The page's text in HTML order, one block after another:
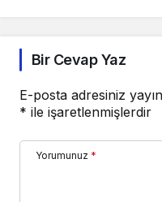
Bir Cevap Yaz
E-posta adresiniz
* ile işaretlenmişlerdir
Yorumunuz *